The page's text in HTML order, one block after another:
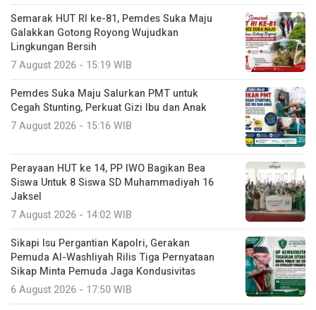
Semarak HUT RI ke-81, Pemdes Suka Maju
Galakkan Gotong Royong Wujudkan
Lingkungan Bersih
7 August 2026 - 15:19 WIB
Pemdes Suka Maju Salurkan PMT untuk
Cegah Stunting, Perkuat Gizi Ibu dan Anak
7 August 2026 - 15:16 WIB
Perayaan HUT ke 14, PP IWO Bagikan Bea
Siswa Untuk 8 Siswa SD Muhammadiyah 16
Jaksel
7 August 2026 - 14:02 WIB
Sikapi Isu Pergantian Kapolri, Gerakan
Pemuda Al-Washliyah Rilis Tiga Pernyataan
Sikap Minta Pemuda Jaga Kondusivitas
6 August 2026 - 17:50 WIB